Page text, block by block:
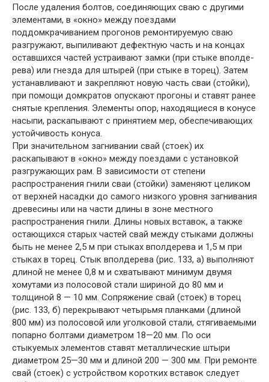
После удаления болтов, соединяющих сваю с другими
элементами, в «окно» между поездами
поддомкрачиванием прогонов ремонтируемую сваю
разгружают, выпиливают дефектную часть и на концах
оставшихся частей устраивают замки (при стыке вполде-
рева) или гнезда для штырей (при стыке в торец). Затем
устанавливают и закрепляют новую часть сваи (стойки),
при помощи домкратов опускают прогоны и ставят ранее
снятые крепления. Элементы опор, находящиеся в конусе
насыпи, раскапывают с принятием мер, обеспечивающих
устойчивость конуса.
При значительном загнивании свай (стоек) их
раскапывают в «окно» между поездами с установкой
разгружающих рам. В зависимости от степени
распространения гнили сваи (стойки) заменяют целиком
от верхней насадки до самого низкого уровня загнивания
древесины или на части длины в зоне местного
распространения гнили. Длины новых вставок, а также
остающихся старых частей свай между стыками должны
быть не менее 2,5 м при стыках вполдерева и 1,5 м при
стыках в торец. Стык вполдерева (рис. 133, а) выполняют
длиной не менее 0,8 м и схватывают минимум двумя
хомутами из полосовой стали шириной до 80 мм и
толщиной 8 — 10 мм. Сопряжение свай (стоек) в торец
(рис. 133, б) перекрывают четырьмя планками (длиной
800 мм) из полосовой или уголковой стали, стягиваемыми
попарно болтами диаметром 18—20 мм. По оси
стыкуемых элементов ставят металлические штыри
диаметром 25—30 мм и длиной 200 — 300 мм. При ремонте
свай (стоек) с устройством коротких вставок следует